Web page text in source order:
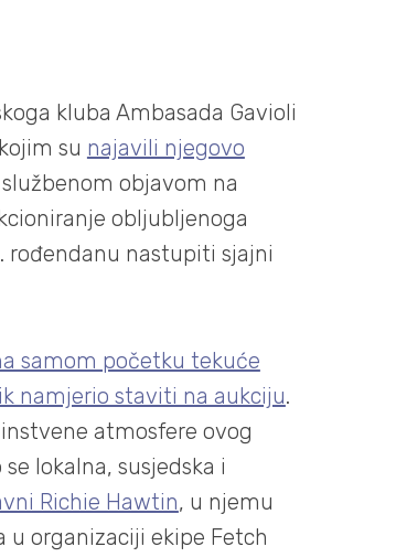
kluba Ambasada Gavioli
su najavili njegovo
objavom na
obljubljenoga
rođendanu nastupiti sjajni
samom početku tekuće
namjerio staviti na aukciju.
atmosfere ovog
lokalna, susjedska i
Richie Hawtin, u njemu
organizaciji ekipe Fetch